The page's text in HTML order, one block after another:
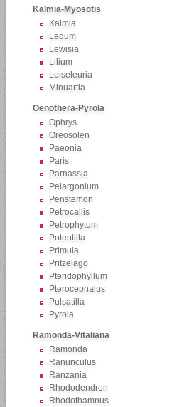
Kalmia-Myosotis
Kalmia
Ledum
Lewisia
Lilium
Loiseleuria
Minuartia
Oenothera-Pyrola
Ophrys
Oreosolen
Paeonia
Paris
Parnassia
Pelargonium
Penstemon
Petrocallis
Petrophytum
Potentilla
Primula
Pritzelago
Pteridophyllum
Pterocephalus
Pulsatilla
Pyrola
Ramonda-Vitaliana
Ramonda
Ranunculus
Ranzania
Rhododendron
Rhodothamnus